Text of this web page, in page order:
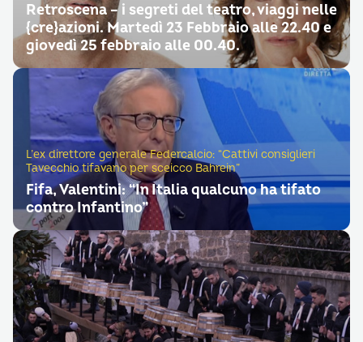
Retroscena – i segreti del teatro, viaggi nelle
{cre}azioni. Martedì 23 Febbraio alle 22.40 e
giovedì 25 febbraio alle 00.40.
L’ex direttore generale Federcalcio: “Cattivi consiglieri
Tavecchio tifavano per sceicco Bahrein”
Fifa, Valentini: “In Italia qualcuno ha tifato
contro Infantino”